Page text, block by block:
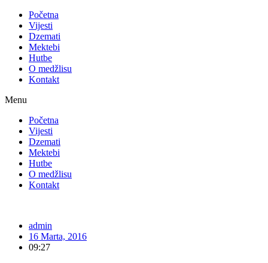
Početna
Vijesti
Dzemati
Mektebi
Hutbe
O medžlisu
Kontakt
Menu
Početna
Vijesti
Dzemati
Mektebi
Hutbe
O medžlisu
Kontakt
admin
16 Marta, 2016
09:27